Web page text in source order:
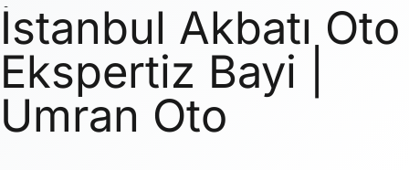
İstanbul Akbatı Oto
Ekspertiz Bayi |
Umran Oto